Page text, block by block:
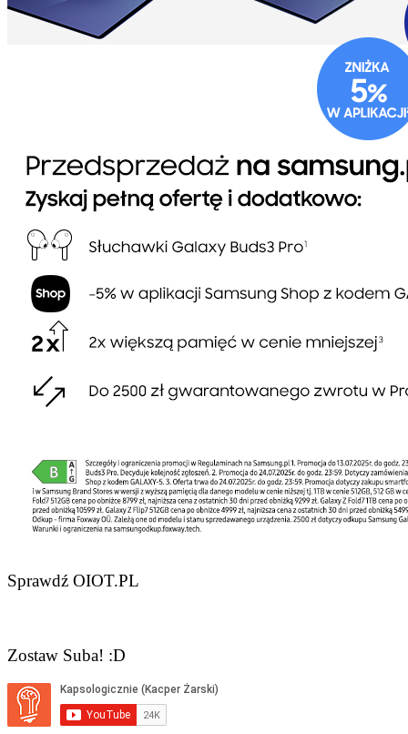
Sprawdź OIOT.PL
Zostaw Suba! :D